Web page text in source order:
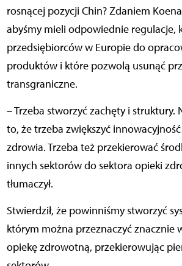
rosnącej pozycji Chin? Zdaniem
abyśmy mieli odpowiednie regulacje,
przedsiębiorców w Europie do
produktów i które pozwolą usunąć
transgraniczne.
– Trzeba stworzyć zachęty i struktury.
to, że trzeba zwiększyć
zdrowia. Trzeba też przekierować
innych sektorów do sektora opieki
tłumaczył.
Stwierdził, że powinniśmy stworzyć
którym można przeznaczyć znacznie
opiekę zdrowotną, przekierowując